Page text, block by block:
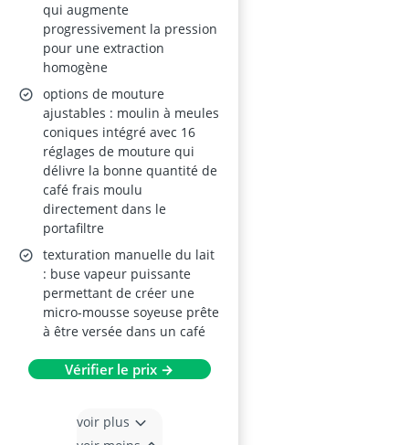
qui augmente
progressivement la pression
pour une extraction
homogène
options de mouture
ajustables : moulin à meules
coniques intégré avec 16
réglages de mouture qui
délivre la bonne quantité de
café frais moulu
directement dans le
portafiltre
texturation manuelle du lait
: buse vapeur puissante
permettant de créer une
micro-mousse soyeuse prête
à être versée dans un café
Vérifier le prix →
voir plus